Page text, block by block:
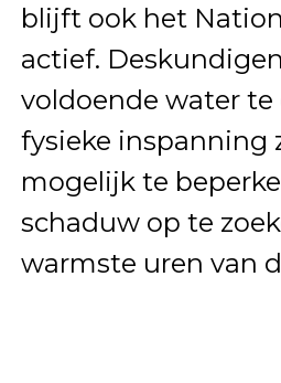
blijft ook het
actief.
voldoende water te
fysieke inspanning
mogelijk te
schaduw op te
warmste uren van